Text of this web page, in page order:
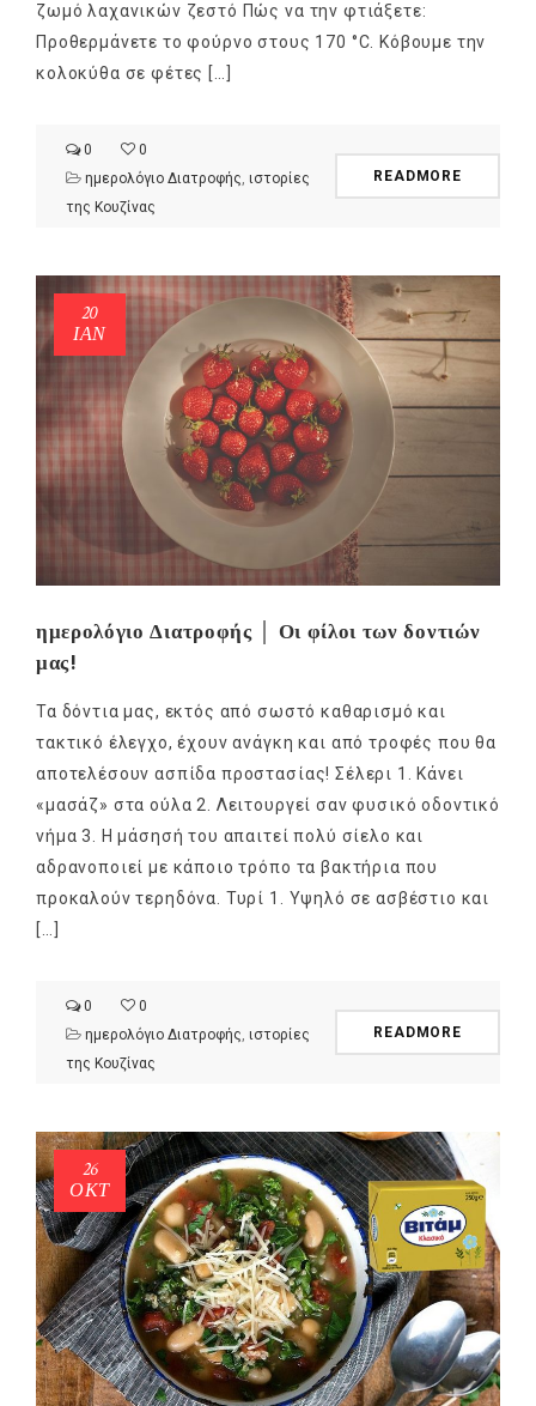
ζωμό λαχανικών ζεστό Πώς να την φτιάξετε:
Προθερμάνετε το φούρνο στους 170 °C. Κόβουμε την
κολοκύθα σε φέτες […]
0
0
ημερολόγιο Διατροφής, ιστορίες
της Κουζίνας
READMORE
20
ΙΑΝ
ημερολόγιο Διατροφής │ Οι φίλοι των δοντιών
μας!
Τα δόντια μας, εκτός από σωστό καθαρισμό και
τακτικό έλεγχο, έχουν ανάγκη και από τροφές που θα
αποτελέσουν ασπίδα προστασίας! Σέλερι 1. Κάνει
«μασάζ» στα ούλα 2. Λειτουργεί σαν φυσικό οδοντικό
νήμα 3. Η μάσησή του απαιτεί πολύ σίελο και
αδρανοποιεί με κάποιο τρόπο τα βακτήρια που
προκαλούν τερηδόνα. Τυρί 1. Υψηλό σε ασβέστιο και
[…]
0
0
ημερολόγιο Διατροφής, ιστορίες
της Κουζίνας
READMORE
26
ΟΚΤ